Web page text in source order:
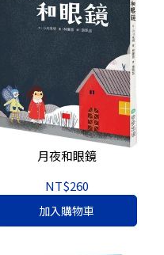
月夜和眼鏡
NT$260
加入購物車